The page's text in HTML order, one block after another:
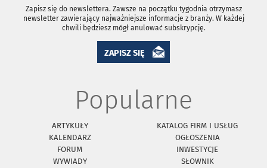
Zapisz się do newslettera. Zawsze na początku tygodnia otrzymasz
newsletter zawierający najważniejsze informacje z branży. W każdej
chwili będziesz mógł anulować subskrypcję.
ZAPISZ SIĘ
Popularne
ARTYKUŁY
KATALOG FIRM I USŁUG
KALENDARZ
OGŁOSZENIA
FORUM
INWESTYCJE
WYWIADY
SŁOWNIK